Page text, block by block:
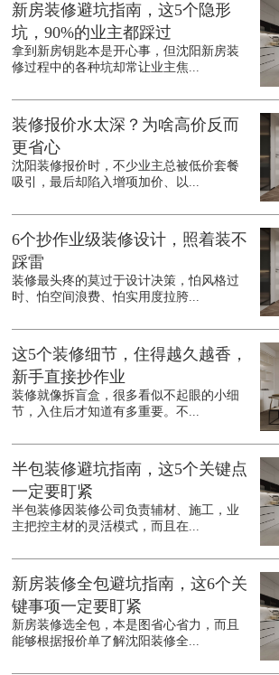
新房装修避坑指南，这5个隐形
坑，90%的业主都踩过
拿到新房钥匙本是开心事，但沈阳新房装
修过程中的各种坑却常让业主焦...
装修报价水太深？为啥高价反而
更省心
沈阳装修报价时，不少业主总被低价套餐
吸引，最后却陷入增项加价、以...
6个抄作业级装修设计，照着装不
踩雷
装修最头疼的莫过于设计决策，怕风格过
时、怕空间浪费、怕实用度拉胯...
这5个装修细节，住得越久越香，
新手直接抄作业
装修就像拆盲盒，很多看似不起眼的小细
节，入住后才知道有多重要。不...
半包装修避坑指南，这5个关键点
一定要盯紧
半包装修因装修公司负责辅材、施工，业
主把控主材的灵活模式，而且在...
新房装修全包避坑指南，这6个关
键事项一定要盯紧
新房装修选全包，本是图省心省力，而且
能够根据报价单了解沈阳装修全...